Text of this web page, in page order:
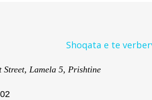
Lamela 5, Prishtine